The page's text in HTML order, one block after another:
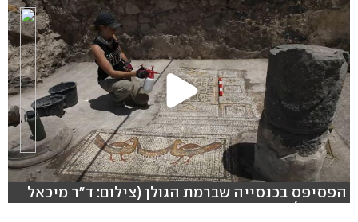
הפסיפס בכנסייה שברמת הגולן (צילום: ד"ר מיכאל
איזנברג)